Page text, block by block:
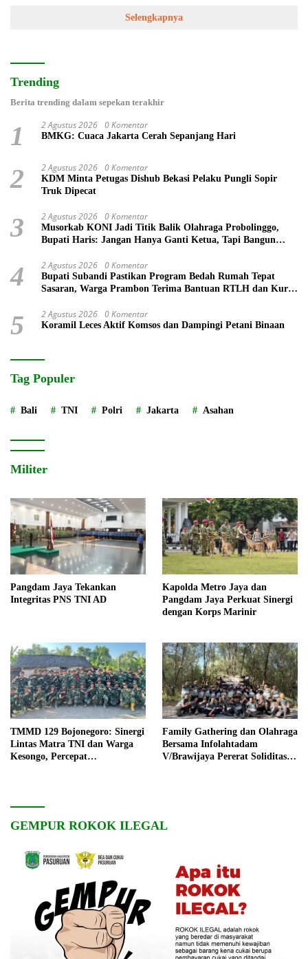
Selengkapnya
Trending
Berita trending dalam sepekan terakhir
1 2 Agustus 2026 0 Komentar
BMKG: Cuaca Jakarta Cerah Sepanjang Hari
2 2 Agustus 2026 0 Komentar
KDM Minta Petugas Dishub Bekasi Pelaku Pungli Sopir
Truk Dipecat
3 2 Agustus 2026 0 Komentar
Musorkab KONI Jadi Titik Balik Olahraga Probolinggo,
Bupati Haris: Jangan Hanya Ganti Ketua, Tapi Bangun
4 2 Agustus 2026 0 Komentar
Bupati Subandi Pastikan Program Bedah Rumah Tepat
Sasaran, Warga Prambon Terima Bantuan RTLH dan Kursi
5 2 Agustus 2026 0 Komentar
Koramil Leces Aktif Komsos dan Dampingi Petani Binaan
Tag Populer
Bali TNI Polri Jakarta Asahan
Militer
Pangdam Jaya Tekankan
Integritas PNS TNI AD
Kapolda Metro Jaya dan
Pangdam Jaya Perkuat Sinergi
dengan Korps Marinir
TMMD 129 Bojonegoro: Sinergi
Lintas Matra TNI dan Warga
Kesongo, Percepat
Family Gathering dan Olahraga
Bersama Infolahtadam
V/Brawijaya Pererat Soliditas
GEMPUR ROKOK ILEGAL